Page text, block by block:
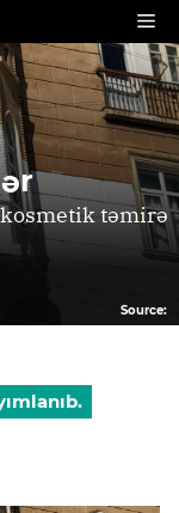
kosmetik təmirə
Source: